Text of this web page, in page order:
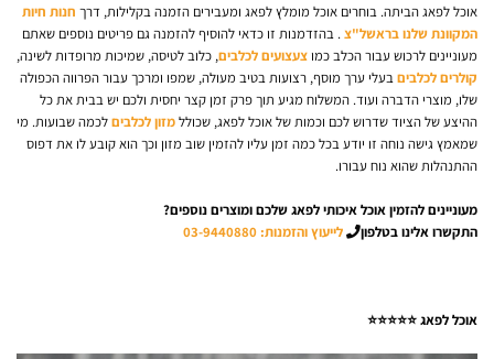
אוכל לפאג הביתה. בוחרים אוכל מומלץ לפאג ומעבירים הזמנה בקלילות, דרך חנות חיות
המקוונת שלנו בראשל"צ. בהזדמנות זו כדאי להוסיף להזמנה גם פריטים נוספים שאתם
מעוניינים לרכוש עבור הכלב כמוצעצועים לכלבים, כלוב לטיסה, שמיכות מרופדות לשינה,
קולרים לכלביםבעלי ערך מוסף, רצועות בטיב מעולה, שמפו ומרכך עבור הפרווה הכפולה
שלו, מוצרי הדברה ועוד. המשלוח מגיע תוך פרק זמן קצר יחסית ולכם יש בבית את כל
ההיצע של הציוד שדרוש לכם וכמות של אוכל לפאג, שכוללמזון לכלביםלכמה שבועות. מי
שמאמץ גישה נוחה זו יודע בכל כמה זמן עליו להזמין שוב מזון וכך הוא קובע לו את דפוס
ההתנהלות שהוא נוח עבורו.
מעוניינים להזמין אוכל איכותי לפאג שלכם ומוצרים נוספים?
התקשרו אלינו בטלפון
לייעוץ והזמנות: 03-9440880
אוכל לפאג ⭐⭐⭐⭐⭐